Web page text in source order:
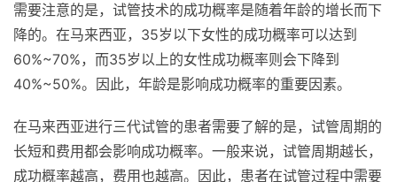
需要注意的是，试管技术的成功概率是随着年龄的增长而下
降的。在马来西亚，35岁以下女性的成功概率可以达到
60%~70%，而35岁以上的女性成功概率则会下降到
40%~50%。因此，年龄是影响成功概率的重要因素。
在马来西亚进行三代试管的患者需要了解的是，试管周期的
长短和费用都会影响成功概率。一般来说，试管周期越长，
成功概率越高，费用也越高。因此，患者在试管过程中需要